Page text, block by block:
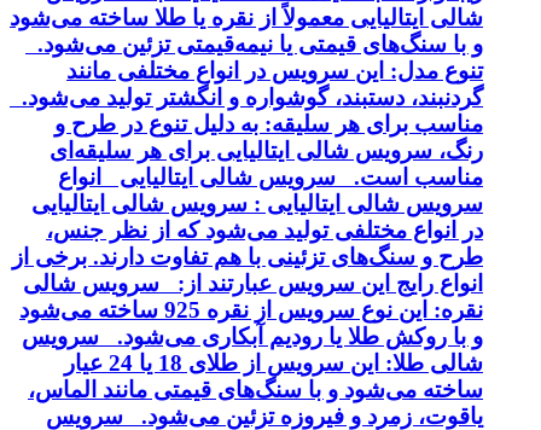
شالی ایتالیایی معمولاً از نقره یا طلا ساخته می‌شود
و با سنگ‌های قیمتی یا نیمه‌قیمتی تزئین می‌شود.
تنوع مدل: این سرویس در انواع مختلفی مانند
گردنبند، دستبند، گوشواره و انگشتر تولید می‌شود.
مناسب برای هر سلیقه: به دلیل تنوع در طرح و
رنگ، سرویس شالی ایتالیایی برای هر سلیقه‌ای
مناسب است. سرویس شالی ایتالیایی انواع
سرویس شالی ایتالیایی : سرویس شالی ایتالیایی
در انواع مختلفی تولید می‌شود که از نظر جنس،
طرح و سنگ‌های تزئینی با هم تفاوت دارند. برخی از
انواع رایج این سرویس عبارتند از: سرویس شالی
نقره: این نوع سرویس از نقره 925 ساخته می‌شود
و با روکش طلا یا رودیم آبکاری می‌شود. سرویس
شالی طلا: این سرویس از طلای 18 یا 24 عیار
ساخته می‌شود و با سنگ‌های قیمتی مانند الماس،
یاقوت، زمرد و فیروزه تزئین می‌شود. سرویس